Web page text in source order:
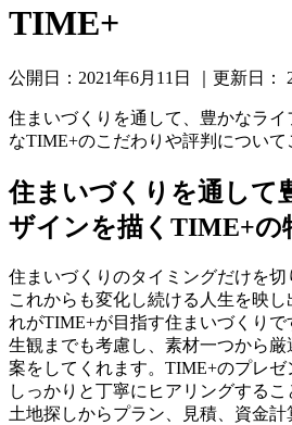
TIME+
公開日： 2021年6月11日 ｜更新日：
住まいづくりを通して、豊かなラ
なTIME+のこだわりや評判について
住まいづくりを通して
ザインを描くTIME+の
住まいづくりのタイミングだけを切
これからも変化し続ける人生を映
れがTIME+が目指す住まいづくりで
生観までも考慮し、素材一つから
案をしてくれます。TIME+のプレ
しっかりと丁寧にヒアリングするこ
土地探しからプラン、見積、資金